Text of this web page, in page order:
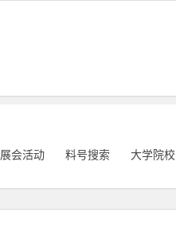
展会活动 料号搜索 大学院校